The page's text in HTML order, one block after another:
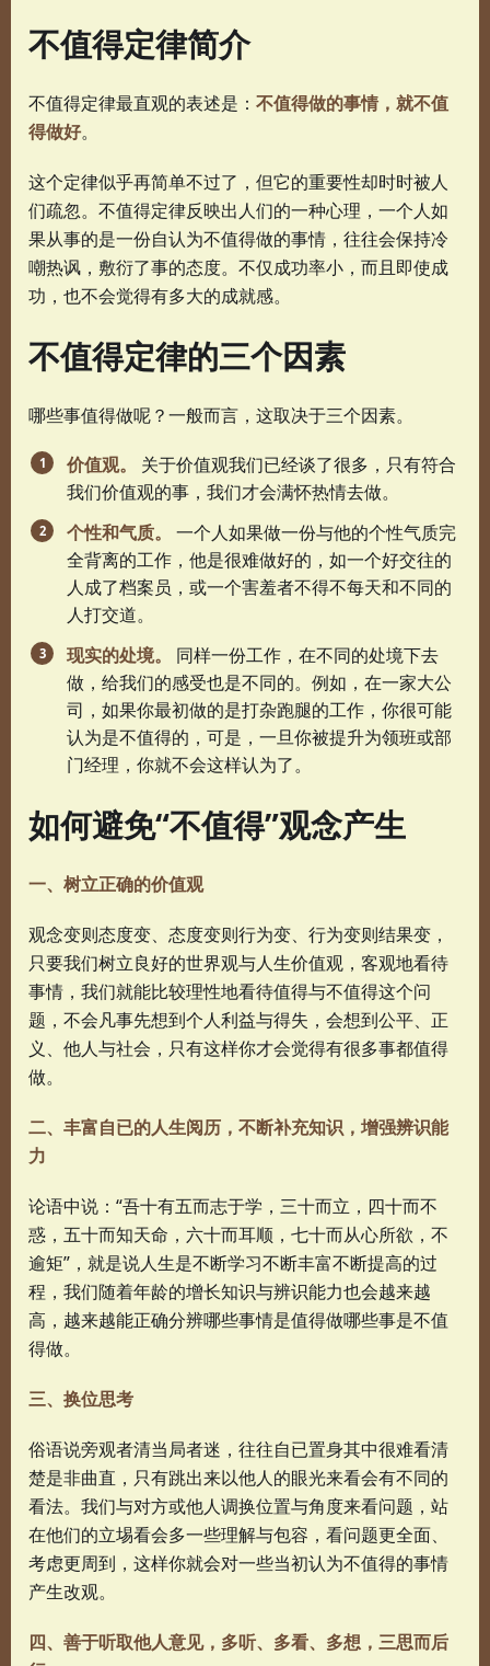
不值得定律简介
不值得定律最直观的表述是： 不值得做的事情，就不值
得做好。
这个定律似乎再简单不过了，但它的重要性却时时被人
们疏忽。不值得定律反映出人们的一种心理，一个人如
果从事的是一份自认为不值得做的事情，往往会保持冷
嘲热讽，敷衍了事的态度。不仅成功率小，而且即使成
功，也不会觉得有多大的成就感。
不值得定律的三个因素
哪些事值得做呢？一般而言，这取决于三个因素。
价值观。
关于价值观我们已经谈了很多，只有符合
我们价值观的事，我们才会满怀热情去做。
个性和气质。
一个人如果做一份与他的个性气质完
全背离的工作，他是很难做好的，如一个好交往的
人成了档案员，或一个害羞者不得不每天和不同的
人打交道。
现实的处境。
同样一份工作，在不同的处境下去
做，给我们的感受也是不同的。例如，在一家大公
司，如果你最初做的是打杂跑腿的工作，你很可能
认为是不值得的，可是，一旦你被提升为领班或部
门经理，你就不会这样认为了。
如何避免“不值得”观念产生
一、树立正确的价值观
观念变则态度变、态度变则行为变、行为变则结果变，
只要我们树立良好的世界观与人生价值观，客观地看待
事情，我们就能比较理性地看待值得与不值得这个问
题，不会凡事先想到个人利益与得失，会想到公平、正
义、他人与社会，只有这样你才会觉得有很多事都值得
做。
二、丰富自已的人生阅历，不断补充知识，增强辨识能
力
论语中说：“吾十有五而志于学，三十而立，四十而不
惑，五十而知天命，六十而耳顺，七十而从心所欲，不
逾矩”，就是说人生是不断学习不断丰富不断提高的过
程，我们随着年龄的增长知识与辨识能力也会越来越
高，越来越能正确分辨哪些事情是值得做哪些事是不值
得做。
三、换位思考
俗语说旁观者清当局者迷，往往自已置身其中很难看清
楚是非曲直，只有跳出来以他人的眼光来看会有不同的
看法。我们与对方或他人调换位置与角度来看问题，站
在他们的立埸看会多一些理解与包容，看问题更全面、
考虑更周到，这样你就会对一些当初认为不值得的事情
产生改观。
四、善于听取他人意见，多听、多看、多想，三思而后